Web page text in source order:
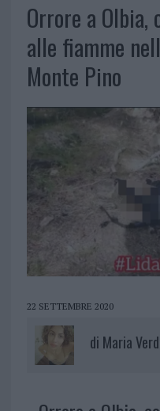
Orrore a Olbia,
alle fiamme
Monte Pino
22 SETTEMBRE 2020
di Maria